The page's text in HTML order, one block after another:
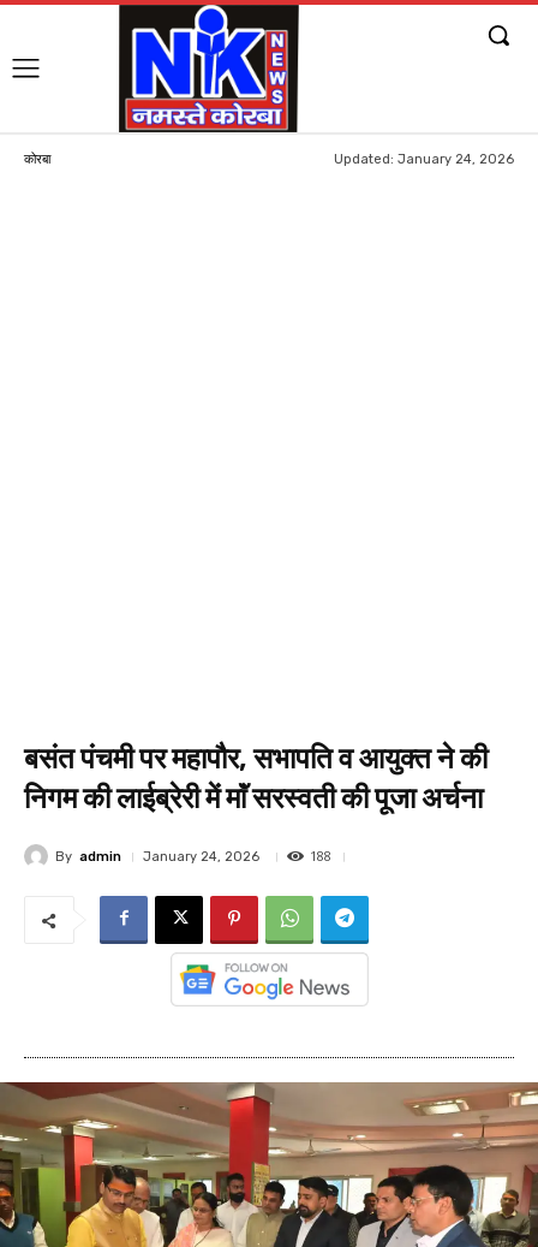
कोरबा Updated: January 24, 2026
बसंत पंचमी पर महापौर, सभापति व आयुक्त ने की
निगम की लाईब्रेरी में माॅं सरस्वती की पूजा अर्चना
By admin January 24, 2026 188